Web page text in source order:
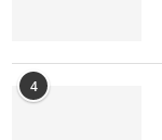
4